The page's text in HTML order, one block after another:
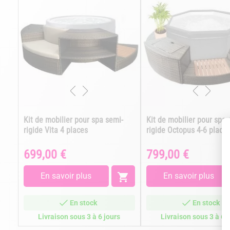
Kit de mobilier pour spa semi-
rigide Vita 4 places
Prix
699,00 €
En savoir plus 
En stock
Livraison sous 3 à 6 jours
Kit de mobilier pour spa
rigide Octopus 4-6 places
Prix
799,00 €
En savoir plus
En stock
Livraison sous 3 à 6